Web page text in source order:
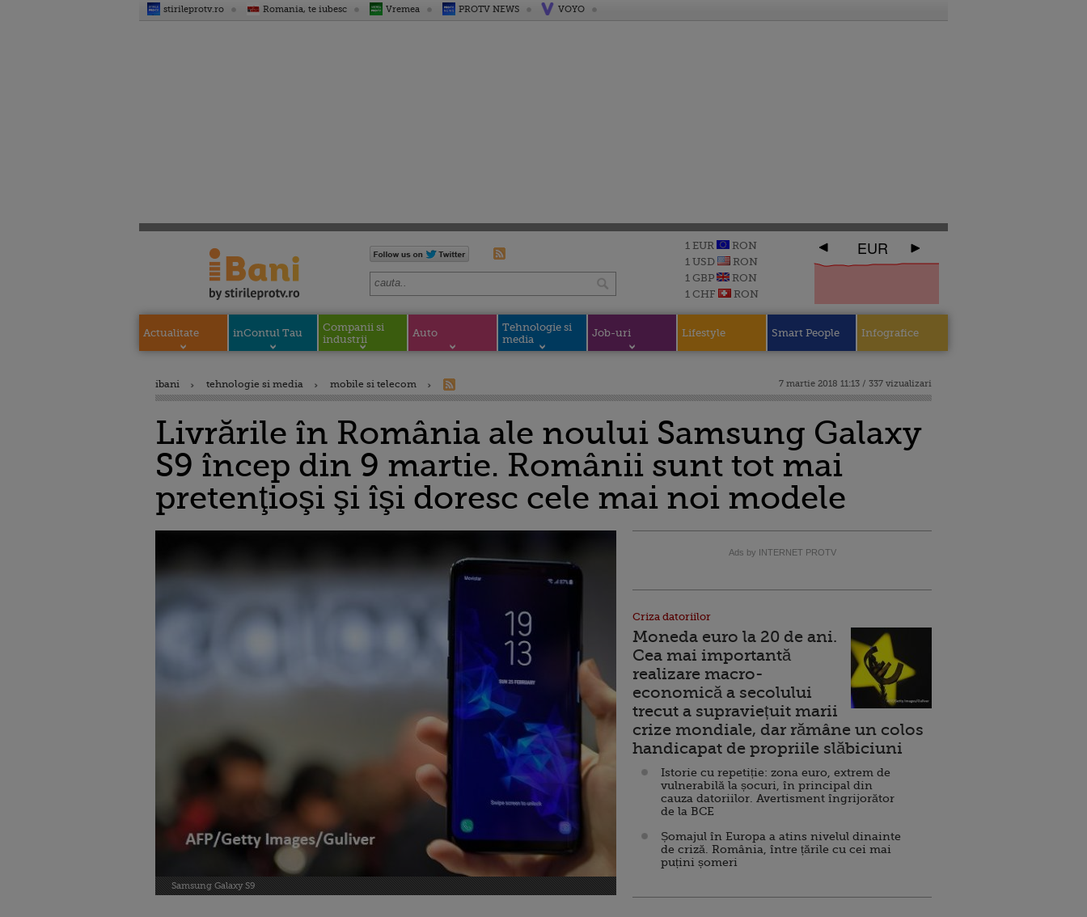
stirileprotv.ro Romania, te iubesc Vremea PROTV NEWS VOYO
1 EUR
RON
1 USD
RON
1 GBP
RON
1 CHF
RON
EUR
Actualitate inContul Tau
Companii si
industrii
Auto
Tehnologie si
media
Job-uri Lifestyle Smart People Infografice
ibani tehnologie si media mobile si telecom 7 martie 2018 11:13 / 337 vizualizari
Livrările în România ale noului Samsung Galaxy
S9 încep din 9 martie. Românii sunt tot mai
pretenţioşi şi îşi doresc cele mai noi modele
Samsung Galaxy S9
Ads by INTERNET PROTV
Criza datoriilor
Moneda euro la 20 de ani.
Cea mai importantă
realizare macro-
economică a secolului
trecut a supraviețuit marii
crize mondiale, dar rămâne un colos
handicapat de propriile slăbiciuni
Istorie cu repetiție: zona euro, extrem de
vulnerabilă la șocuri, în principal din
cauza datoriilor. Avertisment îngrijorător
de la BCE
Șomajul în Europa a atins nivelul dinainte
de criză. România, între țările cu cei mai
puțini șomeri